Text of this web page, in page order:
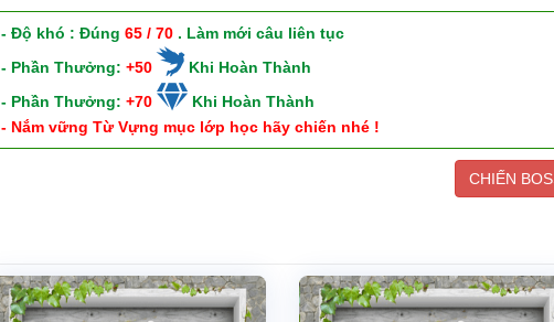
- Độ khó : Đúng 65 / 70. Làm mới câu liên tục
- Phần Thưởng: +50
Khi Hoàn Thành
- Phần Thưởng: +70
Khi Hoàn Thành
- Nắm vững Từ Vựng mục lớp học hãy chiến nhé !
CHIẾN